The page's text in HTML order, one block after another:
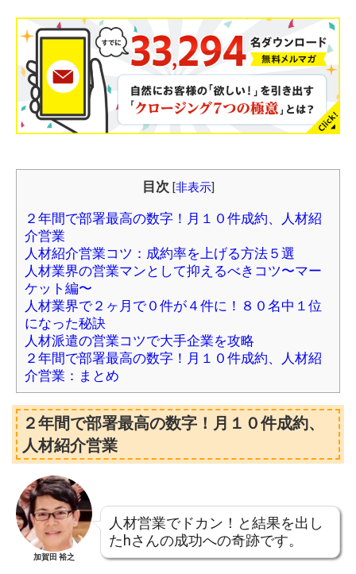
目次 [非表示]
２年間で部署最高の数字！月１０件成約、人材紹
介営業
人材紹介営業コツ：成約率を上げる方法５選
人材業界の営業マンとして抑えるべきコツ〜マー
ケット編〜
人材業界で２ヶ月で０件が４件に！８０名中１位
になった秘訣
人材派遣の営業コツで大手企業を攻略
２年間で部署最高の数字！月１０件成約、人材紹
介営業：まとめ
２年間で部署最高の数字！月１０件成約、
人材紹介営業
加賀田 裕之
人材営業でドカン！と結果を出し
たhさんの成功への奇跡です。